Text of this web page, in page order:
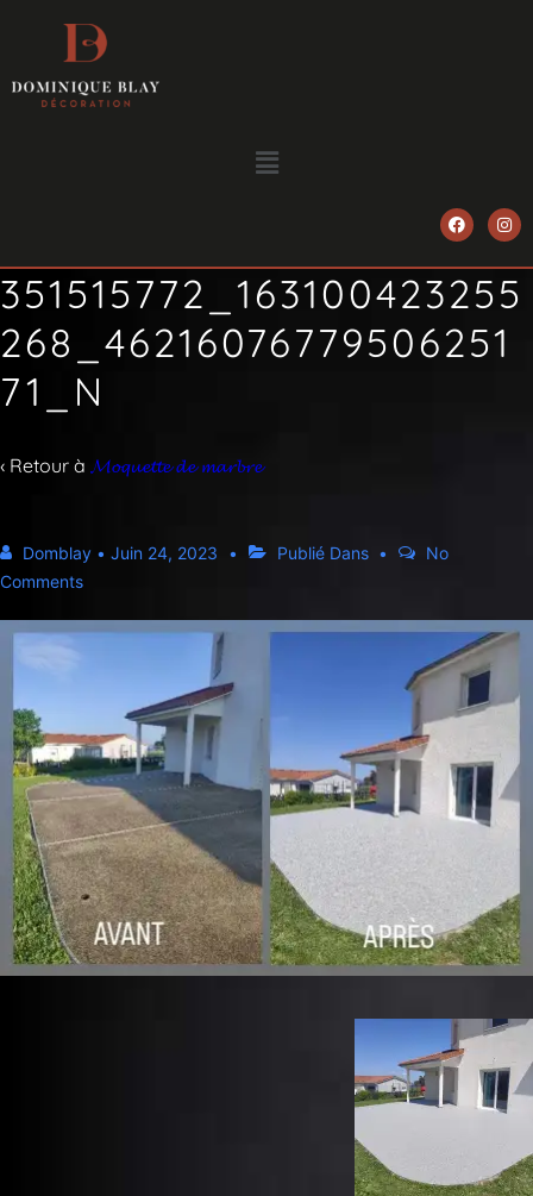
351515772_163100423255
268_46216076779506251
71_N
‹ Retour à 𝓜𝓸𝓺𝓾𝓮𝓽𝓽𝓮 𝓭𝓮 𝓶𝓪𝓻𝓫𝓻𝓮
Domblay • Juin 24, 2023 Publié Dans
No
Comments